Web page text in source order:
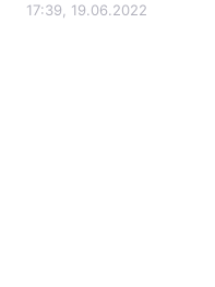
17:39, 19.06.2022